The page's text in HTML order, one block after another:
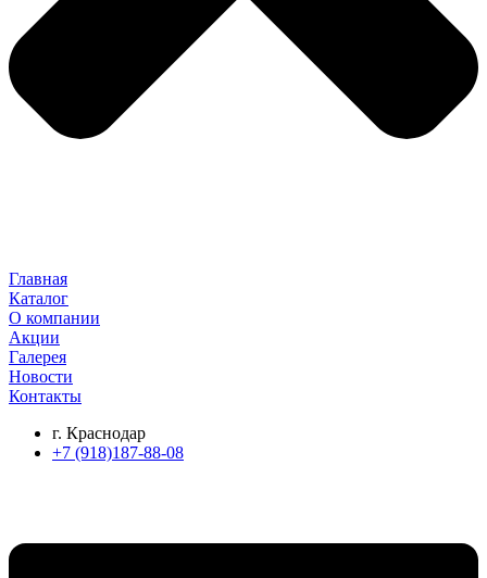
Главная
Каталог
О компании
Акции
Галерея
Новости
Контакты
г. Краснодар
+7 (918)187-88-08